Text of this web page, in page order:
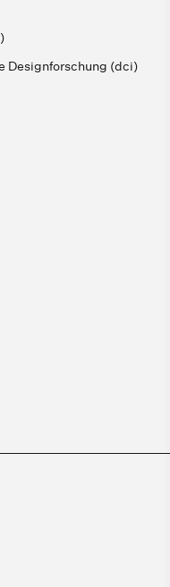
Designforschung (dci)